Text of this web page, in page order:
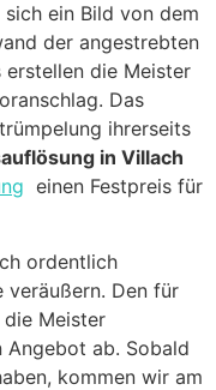
ein Bild von dem
der angestrebten
erstellen die Meister
Das
ihrerseits
in Villach
einen Festpreis für
ordentlich
veräußern. Den für
Meister
Angebot ab. Sobald
kommen wir am